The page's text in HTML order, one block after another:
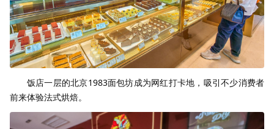
饭店一层的北京1983面包坊成为网红打卡地，吸引不少消费者
前来体验法式烘焙。